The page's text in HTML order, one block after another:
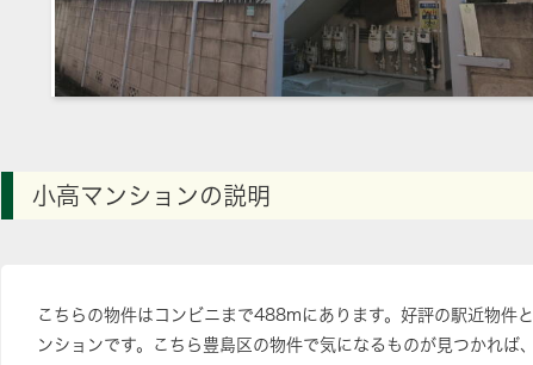
小高マンションの説明
こちらの物件はコンビニまで488mにあります。好評の駅近物件
ンションです。こちら豊島区の物件で気になるものが見つかれ